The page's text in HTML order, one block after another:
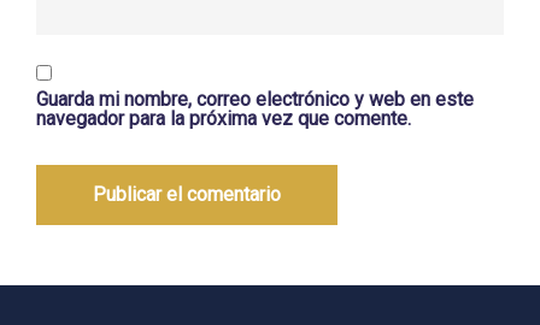
Guarda mi nombre, correo electrónico y web en este
navegador para la próxima vez que comente.